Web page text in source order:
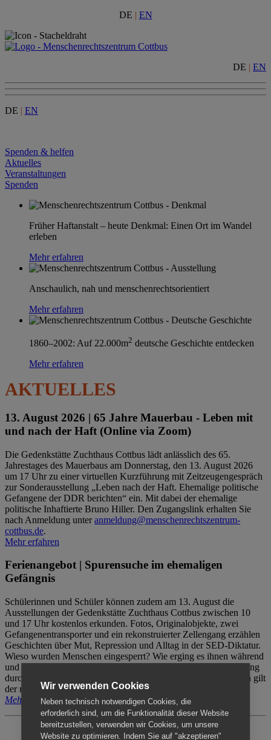
DE | EN
DE | EN
DE | EN
Spenden & helfen
Aktuelles
Veranstaltungen
Spenden
Früher Haftanstalt – heute Denkmal: Einen Ort im Wandel
erleben
Mehr erfahren
Anschaulich, nah und menschenrechtsorientiert
Mehr erfahren
1860–2002: Auf 22.000m2 deutsche Geschichte entdecken
Mehr erfahren
AKTUELLES
13. August 2026 | 65 Jahre Mauerbau - Leben mit
und nach der Haft (Online via Zoom)
Die Gedenkstätte Zuchthaus Cottbus lädt anlässlich des 65.
Jahrestages des Mauerbaus am Donnerstag, den 13. August 2026
um 17 Uhr zu einer virtuellen Kurzführung mit Zeitzeugengespräch
zur Sonderausstellung „Leben nach der Haft. Ehemalige politische
Gefangene der DDR berichten“ ein. Mit dabei der ehemalige
politische Inhaftierte Bruno Hiller. Den Zugangslink erhalten Sie
nach Anmeldung unteranmeldung@menschenrechtszentrum-
cottbus.de.
Mehr erfahren
Ferienangebot | Spurensuche im ehemaligen
Gefängnis
Schülerinnen und Schüler können zudem am 13. August die
Ausstellungen der Gedenkstätte Zuchthaus Cottbus zwischen 10
und 17 Uhr kostenlos erkunden. Fotos, Originalobjekte, zwei
Gefangenentransporter und ein rekonstruierter Zellengang erzählen
Geschichten über Mut, Repression und Alltag in der SED-Diktatur.
Wieso wurden Menschen eingesperrt? Wie erging es ihnen während
und nach der Haft? Der Besuch erfolgt individuell ohne Betreuung
durch das Menschenrechtszentrum Cottbus. Für Begleitpersonen gilt
der reguläre Eintritt (8€ / ermäßigt 5€).
Mehr erfahren
Wir verwenden Cookies
Neben technisch notwendigen Cookies, die
erforderlich sind, um die Funktionalität dieser Website
bereitzustellen, verwenden wir Cookies, um unsere
Website zu optimieren. Indem Sie auf "akzeptieren"